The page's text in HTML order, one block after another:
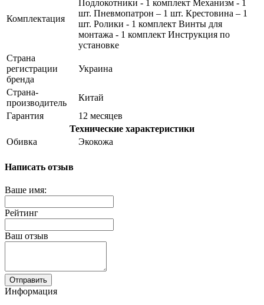
Комплектация
Подлокотники - 1 комплект Механизм - 1
шт. Пневмопатрон – 1 шт. Крестовина – 1
шт. Ролики - 1 комплект Винты для
монтажа - 1 комплект Инструкция по
установке
Страна
регистрации
бренда
Украина
Страна-
производитель
Китай
Гарантия
12 месяцев
Технические характеристики
Обивка
Экокожа
Написать отзыв
Ваше имя:
Рейтинг
Ваш отзыв
Отправить
Информация